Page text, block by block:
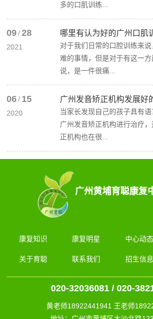
多的口肌训练...
09 / 28
2021
哪里有认为好的广州口肌
对于我们日常的口腔训练来
难的事情，但是对于有这一
说，是一件很痛...
06 / 15
2020
广州发音矫正机构发展好
当家长发现自己的孩子具有
广州发音矫正机构进行治疗
正机构也在很...
广州黄埔育聪康复
康复知识 康复明星 中心动态
关于育聪 联系我们 招生信息
020-32036081 / 020-
黄老师18922441941 王老师